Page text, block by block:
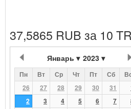
37,5865 RUB за 10
Январь 2023
Пн Вт Ср Чт Пт Сб
26
27 28 29 30 31
2
3 4 5 6 7